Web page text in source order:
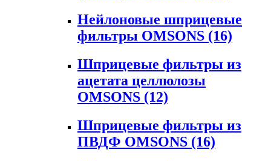
Нейлоновые шприцевые
фильтры OMSONS (16)
Шприцевые фильтры из
ацетата целлюлозы
OMSONS (12)
Шприцевые фильтры из
ПВДФ OMSONS (16)